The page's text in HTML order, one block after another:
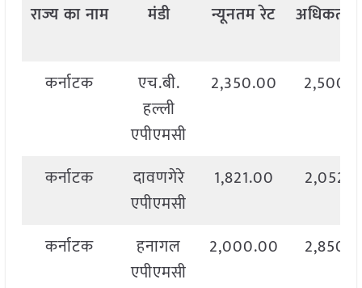
राज्यकानाम मंडी न्यूनतमरेट अधिकतम
कर्नाटक
एच.बी.
हल्ली
एपीएमसी
2,350.00
कर्नाटक
दावणगेरे
एपीएमसी
1,821.00
कर्नाटक
हनागल
एपीएमसी
2,000.00